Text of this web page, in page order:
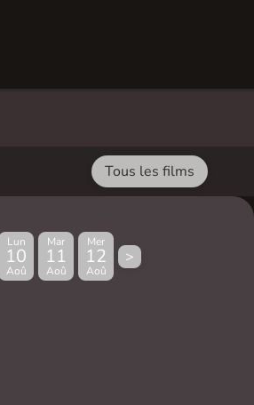
Tous les films
Lun
10
Aoû
Mar
11
Aoû
Mer
12
Aoû
>